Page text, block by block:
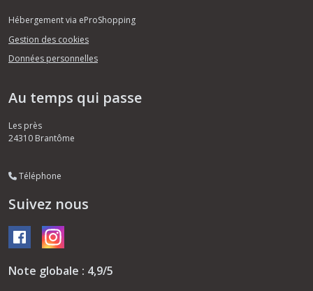
Hébergement via eProShopping
Gestion des cookies
Données personnelles
Au temps qui passe
Les près
24310 Brantôme
Téléphone
Suivez nous
Note globale : 4,9/5